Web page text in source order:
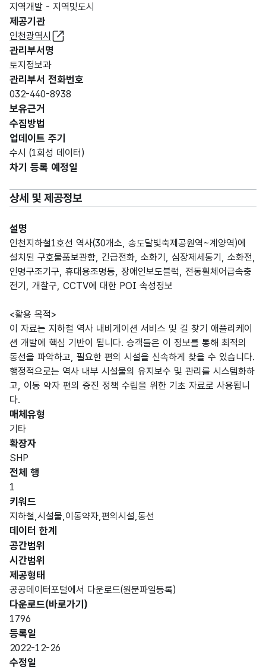
지역개발 - 지역및도시
제공기관
인천광역시
관리부서명
토지정보과
관리부서 전화번호
032-440-8938
보유근거
수집방법
업데이트 주기
수시 (1회성 데이터)
차기 등록 예정일
상세 및 제공정보
설명
인천지하철1호선 역사(30개소, 송도달빛축제공원역~계양역)에
설치된 구호물품보관함, 긴급전화, 소화기, 심장제세동기, 소화전,
인명구조기구, 휴대용조명등, 장애인보도블럭, 전동휠체어급속충
전기, 개찰구, CCTV에 대한 POI 속성정보
<활용 목적>
이 자료는 지하철 역사 내비게이션 서비스 및 길 찾기 애플리케이
션 개발에 핵심 기반이 됩니다. 승객들은 이 정보를 통해 최적의
동선을 파악하고, 필요한 편의 시설을 신속하게 찾을 수 있습니다.
행정적으로는 역사 내부 시설물의 유지보수 및 관리를 시스템화하
고, 이동 약자 편의 증진 정책 수립을 위한 기초 자료로 사용됩니
다.
매체유형
기타
확장자
SHP
전체 행
1
키워드
지하철,시설물,이동약자,편의시설,동선
데이터 한계
공간범위
시간범위
제공형태
공공데이터포털에서 다운로드(원문파일등록)
다운로드(바로가기)
1796
등록일
2022-12-26
수정일